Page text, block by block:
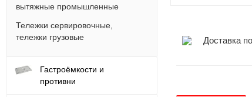
Доставка
вытяжные промышленные
Тележки сервировочные,
тележки грузовые
Гастроёмкости и
противни